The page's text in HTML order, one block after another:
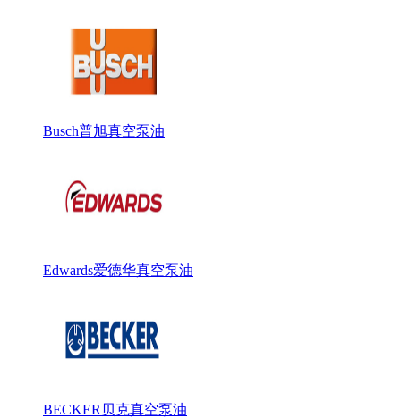
Busch普旭真空泵油
Edwards爱德华真空泵油
BECKER贝克真空泵油